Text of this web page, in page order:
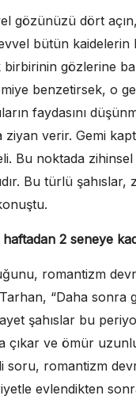
gözünüzü dört
bütün kaidelerin
gözlerine
benzetirsek, o
faydasını
verir. Gemi
Bu noktada
Bu türlü
2 seneye
romantizm
“Daha sonra
şahıslar bu
çıkar ve ömür
soru, romantizm
evlendikten